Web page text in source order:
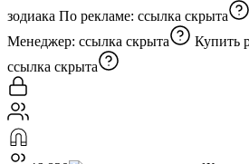
зодиака По рекламе: ссылка скрыта
Менеджер: ссылка скрыта
Купить
ссылка скрыта